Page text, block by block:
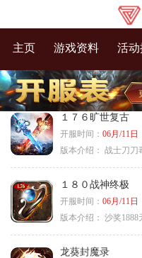
主页 游戏资料 活
１７６旷世复古
开服时间： 06月/11日
版本介绍： 战士刀刀
１８０战神终极
开服时间： 06月/11日
版本介绍： 沙奖1888
龙葵封魔录